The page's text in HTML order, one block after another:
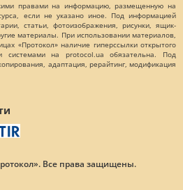
правами на информацию, размещенную на
если не указано иное. Под информацией
статьи, фотоизображения, рисунки, ящик-
материалы. При использовании материалов,
«Протокол» наличие гиперссылки открытого
системами на protocol.ua обязательна. Под
адаптация, рерайтинг, модификация
Все права защищены.